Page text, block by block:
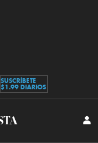
SUSCRÍBETE
$1.99 DIARIOS